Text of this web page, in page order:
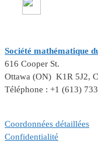
Société mathématique
616 Cooper St.
Ottawa (ON) K1R 5J2,
Téléphone : +1 (613)
Coordonnées détaillées
Confidentialité